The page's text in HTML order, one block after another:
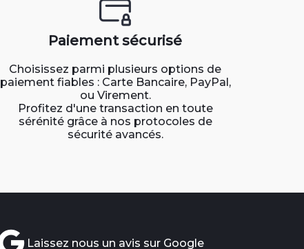
Paiement sécurisé
Choisissez parmi plusieurs options de
paiement fiables : Carte Bancaire, PayPal,
ou Virement.
Profitez d'une transaction en toute
sérénité grâce à nos protocoles de
sécurité avancés.
Laissez nous un avis sur Google